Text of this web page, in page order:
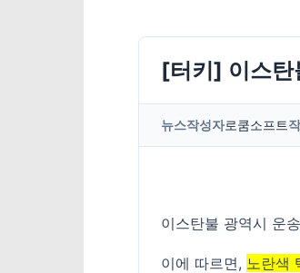
[터키] 이스탄
뉴스작성자로쿰소프트
이스탄불 광역시 운
이에 따르면, 노란색